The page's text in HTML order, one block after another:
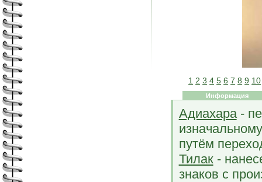
1 2 3 4 5 6 7 8 9 10
Информация
Адиахара-
путём
Тилак-
знаков с